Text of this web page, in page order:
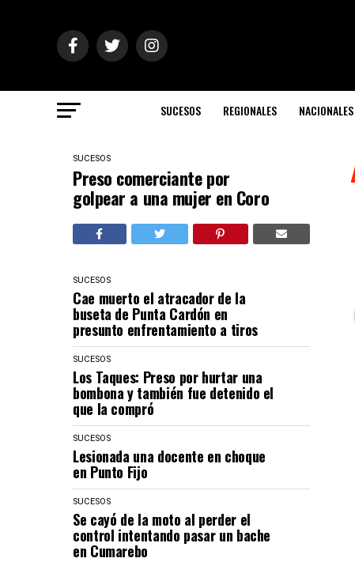
SUCESOS REGIONALES NACIONALES
SUCESOS
Preso comerciante por
golpear a una mujer en Coro
SUCESOS
Cae muerto el atracador de la
buseta de Punta Cardón en
presunto enfrentamiento a tiros
SUCESOS
Los Taques: Preso por hurtar una
bombona y también fue detenido el
que la compró
SUCESOS
Lesionada una docente en choque
en Punto Fijo
SUCESOS
Se cayó de la moto al perder el
control intentando pasar un bache
en Cumarebo